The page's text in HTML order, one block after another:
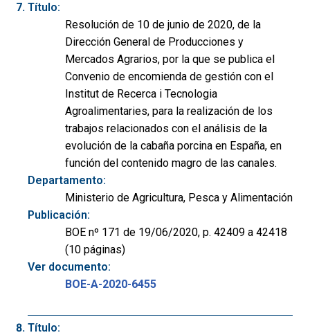
Título:
Resolución de 10 de junio de 2020, de la
Dirección General de Producciones y
Mercados Agrarios, por la que se publica el
Convenio de encomienda de gestión con el
Institut de Recerca i Tecnologia
Agroalimentaries, para la realización de los
trabajos relacionados con el análisis de la
evolución de la cabaña porcina en España, en
función del contenido magro de las canales.
Departamento:
Ministerio de Agricultura, Pesca y Alimentación
Publicación:
BOE nº 171 de 19/06/2020, p. 42409 a 42418
(10 páginas)
Ver documento:
BOE-A-2020-6455
Título: